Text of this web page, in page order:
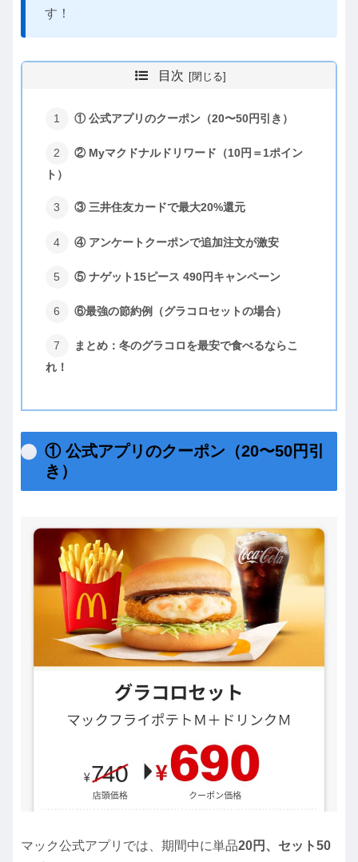
す！
目次
① 公式アプリのクーポン（20〜50円引き）
② Myマクドナルドリワード（10円＝1ポイン
ト）
③ 三井住友カードで最大20%還元
④ アンケートクーポンで追加注文が激安
⑤ ナゲット15ピース 490円キャンペーン
⑥最強の節約例（グラコロセットの場合）
まとめ：冬のグラコロを最安で食べるならこ
れ！
① 公式アプリのクーポン（20〜50円引
き）
マック公式アプリでは、期間中に単品20円、セット50